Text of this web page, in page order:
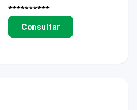
**********
Consultar